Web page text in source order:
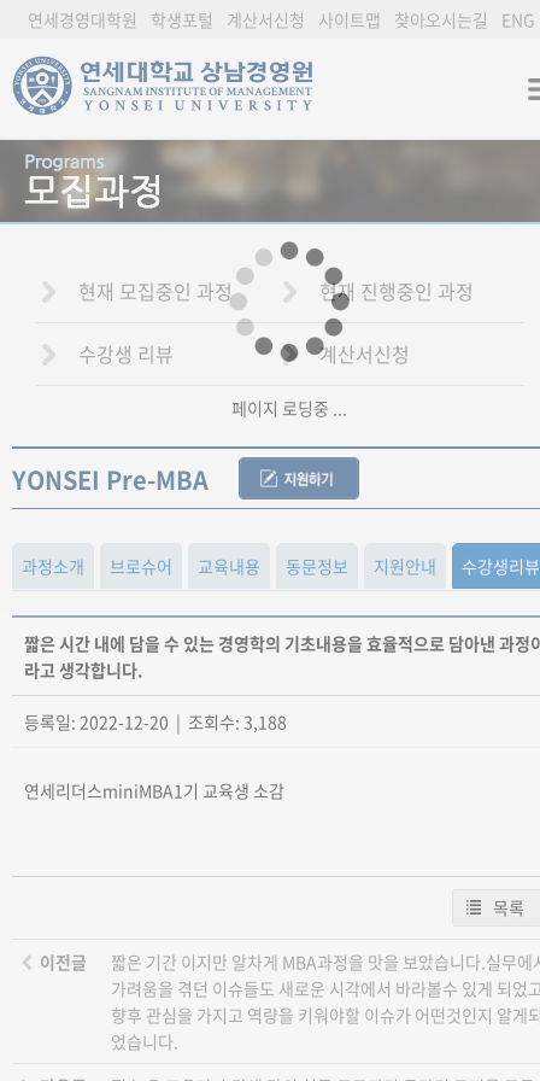
연세경영대학원 학생포털 계산서신청 사이트맵 찾아오시는길 ENG
현재 모집중인 과정 현재 진행중인 과정
수강생 리뷰 계산서신청
YONSEI Pre-MBA
과정소개 브로슈어 교육내용 동문정보 지원안내 수강생리뷰
짧은 시간 내에 담을 수 있는 경영학의 기초내용을 효율적으로 담아낸 과정
라고 생각합니다.
등록일: 2022-12-20 | 조회수: 3,188
연세리더스miniMBA1기 교육생 소감
목록
이전글
짧은 기간 이지만 알차게 MBA과정을 맛을 보았습니다.실무에
가려움을 겪던 이슈들도 새로운 시각에서 바라볼수 있게 되었
향후 관심을 가지고 역량을 키워야할 이슈가 어떤것인지 알게
었습니다.
페이지 로딩중 ...